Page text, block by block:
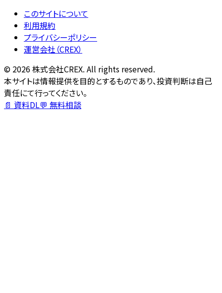
このサイトについて
利用規約
プライバシーポリシー
運営会社（CREX）
© 2026株式会社CREX. All rights reserved.
本サイトは情報提供を目的とするものであり、投資判断は自己
責任にて行ってください。
📄 資料DL💬 無料相談